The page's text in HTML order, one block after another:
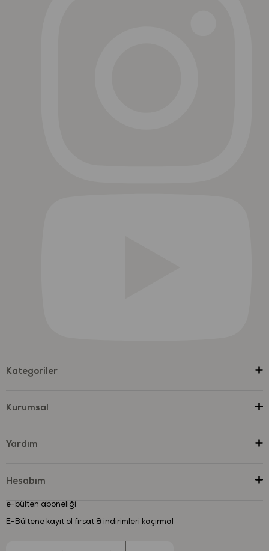
Kategoriler
Kurumsal
Yardım
Hesabım
e-bülten aboneliği
E-Bültene kayıt ol fırsat & indirimleri kaçırma!